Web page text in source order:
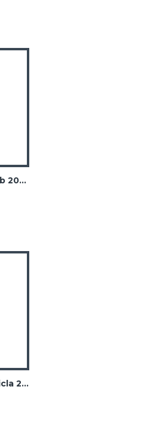
Sampon hotelier tub 20ml Sense
Sampon hotelier sticla 25ml Sense